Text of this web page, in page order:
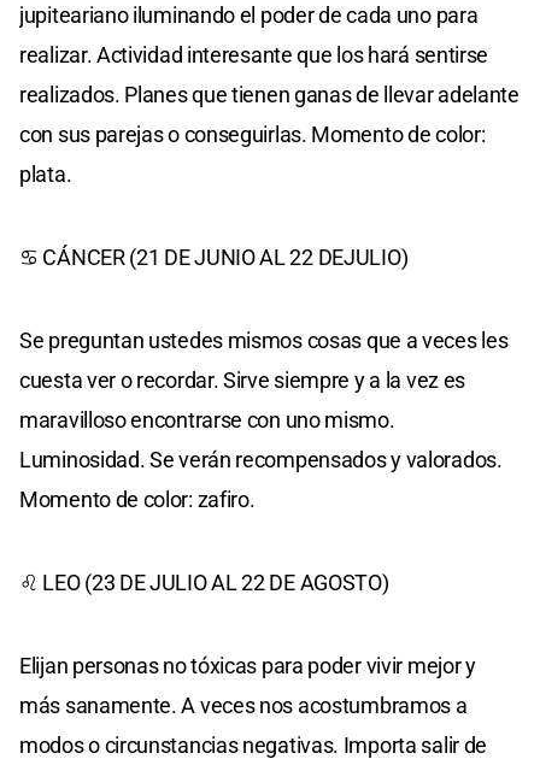
jupiteariano iluminando el poder de cada uno para
realizar. Actividad interesante que los hará sentirse
realizados. Planes que tienen ganas de llevar adelante
con sus parejas o conseguirlas. Momento de color:
plata.
♋ CÁNCER (21 DE JUNIO AL 22 DEJULIO)
Se preguntan ustedes mismos cosas que a veces les
cuesta ver o recordar. Sirve siempre y a la vez es
maravilloso encontrarse con uno mismo.
Luminosidad. Se verán recompensados y valorados.
Momento de color: zafiro.
♌ LEO (23 DE JULIO AL 22 DE AGOSTO)
Elijan personas no tóxicas para poder vivir mejor y
más sanamente. A veces nos acostumbramos a
modos o circunstancias negativas. Importa salir de